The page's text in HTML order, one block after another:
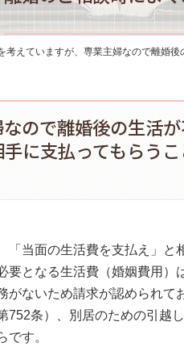
考えていますが、専業主婦なので離婚
ので離婚後の生活
に支払ってもらう
「当面の生活費を支払え」と
要となる生活費（婚姻費用）
がないため請求が認められて
752条）、別居のための引越
です。